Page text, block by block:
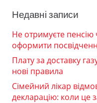
Недавні записи
Не отримуєте пенсію
оформити
Плату за доставку
нові правила
Сімейний лікар
декларацію: коли це